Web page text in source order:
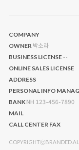
COMPANY
OWNER 박소라
BUSINESS LICENSE --
ONLINE SALES LICENSE
ADDRESS
PERSONAL INFO
BANK NH 123-456-7890
MAIL
CALL CENTER FAX